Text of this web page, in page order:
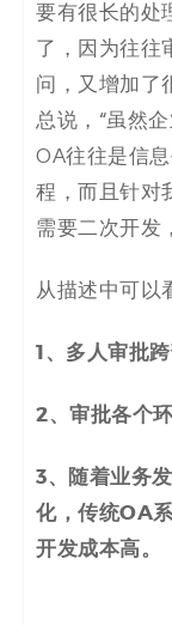
要有很长的处
了，因为往往
问，又增加了
总说，“虽然
OA往往是信
程，而且针对
需要二次开发
从描述中可以
1、多人审批
2、审批各个
3、 随着业务
化， 传统OA
开发成本高。